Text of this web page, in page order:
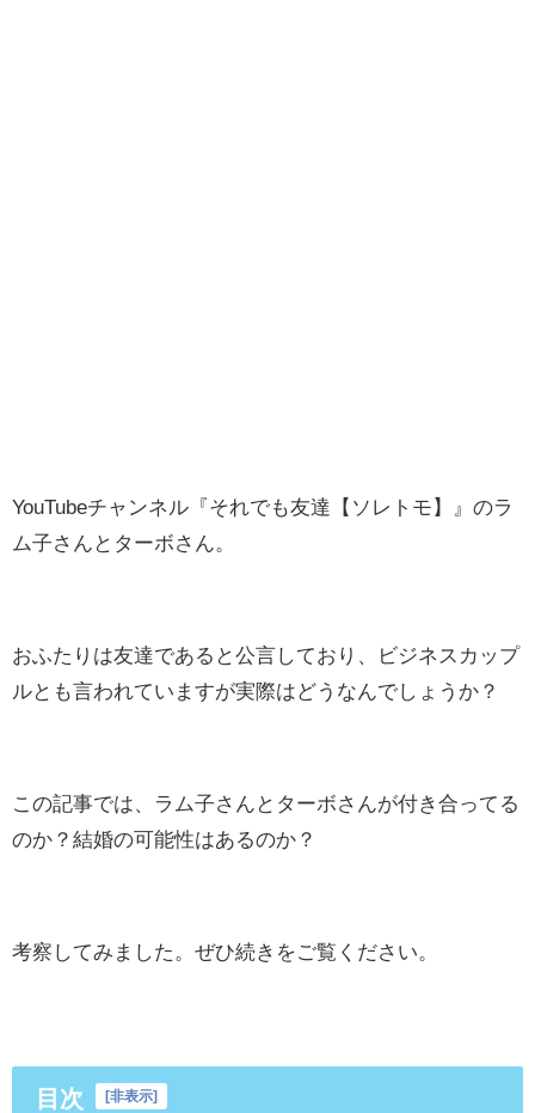
YouTubeチャンネル『それでも友達【ソレトモ】』のラ
ム子さんとターボさん。
おふたりは友達であると公言しており、ビジネスカップ
ルとも言われていますが実際はどうなんでしょうか？
この記事では、ラム子さんとターボさんが付き合ってる
のか？結婚の可能性はあるのか？
考察してみました。ぜひ続きをご覧ください。
目次 [非表示]